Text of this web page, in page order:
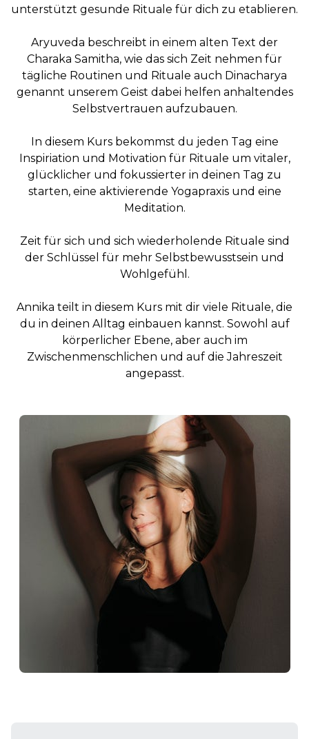
unterstützt gesunde Rituale für dich zu etablieren.
Aryuveda beschreibt in einem alten Text der
Charaka Samitha, wie das sich Zeit nehmen für
tägliche Routinen und Rituale auch Dinacharya
genannt unserem Geist dabei helfen anhaltendes
Selbstvertrauen aufzubauen.
In diesem Kurs bekommst du jeden Tag eine
Inspiriation und Motivation für Rituale um vitaler,
glücklicher und fokussierter in deinen Tag zu
starten, eine aktivierende Yogapraxis und eine
Meditation.
Zeit für sich und sich wiederholende Rituale sind
der Schlüssel für mehr Selbstbewusstsein und
Wohlgefühl.
Annika teilt in diesem Kurs mit dir viele Rituale, die
du in deinen Alltag einbauen kannst. Sowohl auf
körperlicher Ebene, aber auch im
Zwischenmenschlichen und auf die Jahreszeit
angepasst.